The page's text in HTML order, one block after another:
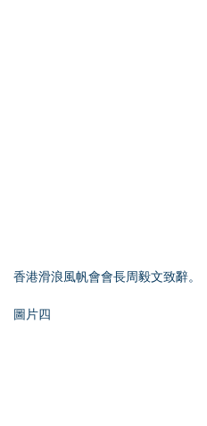
香港滑浪風帆會會長周毅文致辭。
圖片四